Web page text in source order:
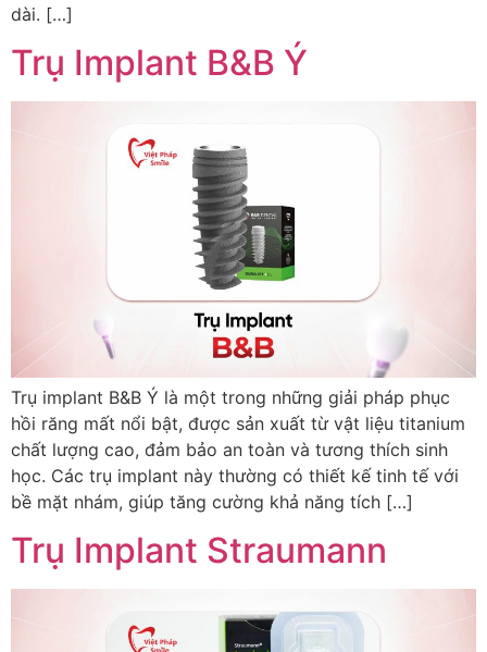
dài. […]
Trụ Implant B&B Ý
Trụ implant B&B Ý là một trong những giải pháp phục
hồi răng mất nổi bật, được sản xuất từ vật liệu titanium
chất lượng cao, đảm bảo an toàn và tương thích sinh
học. Các trụ implant này thường có thiết kế tinh tế với
bề mặt nhám, giúp tăng cường khả năng tích […]
Trụ Implant Straumann